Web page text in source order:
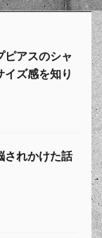
ピアスのシャ
イズ感を知り
されかけた話